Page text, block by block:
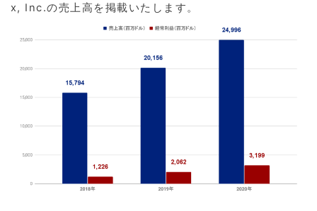
x, Inc.の売上高を掲載いたします。